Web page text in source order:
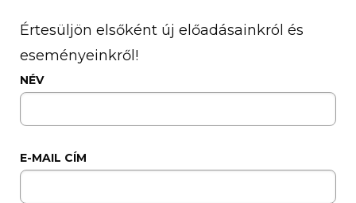
Értesüljön elsőként új előadásainkról és
eseményeinkről!
NÉV
E-MAIL CÍM